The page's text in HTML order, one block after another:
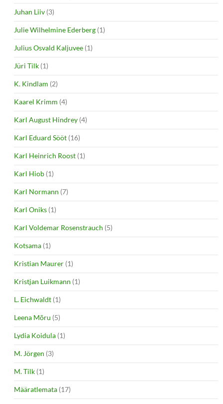
Juhan Liiv (3)
Julie Wilhelmine Ederberg (1)
Julius Osvald Kaljuvee (1)
Jüri Tilk (1)
K. Kindlam (2)
Kaarel Krimm (4)
Karl August Hindrey (4)
Karl Eduard Sööt (16)
Karl Heinrich Roost (1)
Karl Hiob (1)
Karl Normann (7)
Karl Oniks (1)
Karl Voldemar Rosenstrauch (5)
Kotsama (1)
Kristian Maurer (1)
Kristjan Luikmann (1)
L. Eichwaldt (1)
Leena Mõru (5)
Lydia Koidula (1)
M. Jörgen (3)
M. Tilk (1)
Määratlemata (17)